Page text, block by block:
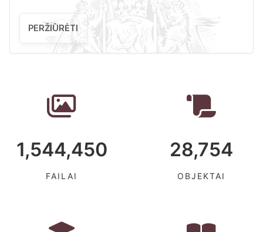
PERŽIŪRĖTI
1,544,450
FAILAI
28,754
OBJEKTAI